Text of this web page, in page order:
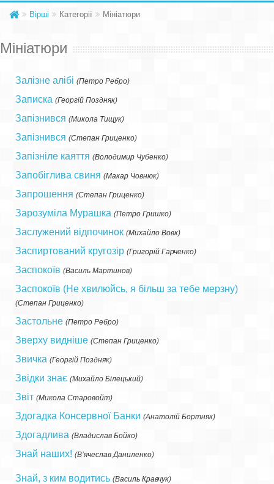
Вірші Категорії Мініатюри
Мініатюри
Залізне алібі (Петро Ребро)
Записка (Георгій Поздняк)
Запізнився (Микола Тищук)
Запізнився (Степан Гриценко)
Запізніле каяття (Володимир Чубенко)
Запобіглива свиня (Макар Човнюк)
Запрошення (Степан Гриценко)
Зарозуміла Мурашка (Петро Гришко)
Заслужений відпочинок (Михайло Вовк)
Заспиртований кругозір (Григорій Гарченко)
Заспокоїв (Василь Мартинов)
Заспокоїв (Не хвилюйсь, я більш за тебе мерзну)
(Степан Гриценко)
Застольне (Петро Ребро)
Зверху видніше (Степан Гриценко)
Звичка (Георгій Поздняк)
Звідки знає (Михайло Білецький)
Звіт (Микола Старовойт)
Здогадка Консервної Банки (Анатолій Бортняк)
Здогадлива (Владислав Бойко)
Знай наших! (В’ячеслав Даниленко)
Знай, з ким водитись (Василь Кравчук)